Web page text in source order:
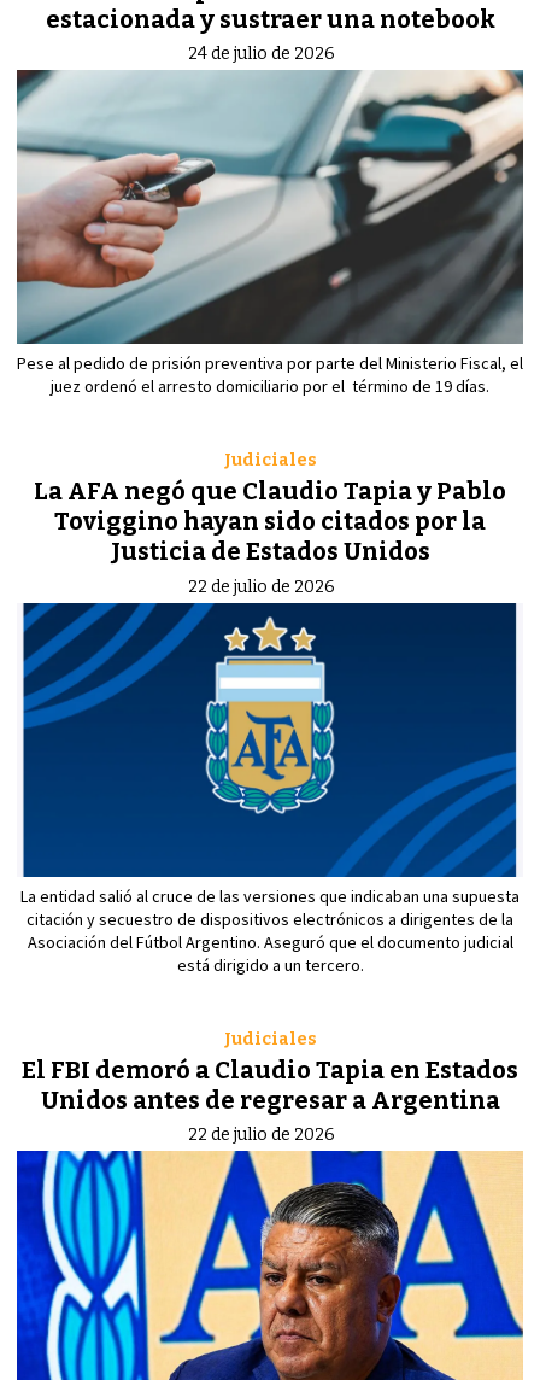
estacionada y sustraer una notebook
24 de julio de 2026
Pese al pedido de prisión preventiva por parte del Ministerio Fiscal, el
juez ordenó el arresto domiciliario por el término de 19 días.
La AFA negó que Claudio Tapia y Pablo
Toviggino hayan sido citados por la
Justicia de Estados Unidos
Judiciales
22 de julio de 2026
La entidad salió al cruce de las versiones que indicaban una supuesta
citación y secuestro de dispositivos electrónicos a dirigentes de la
Asociación del Fútbol Argentino. Aseguró que el documento judicial
está dirigido a un tercero.
El FBI demoró a Claudio Tapia en Estados
Unidos antes de regresar a Argentina
Judiciales
22 de julio de 2026